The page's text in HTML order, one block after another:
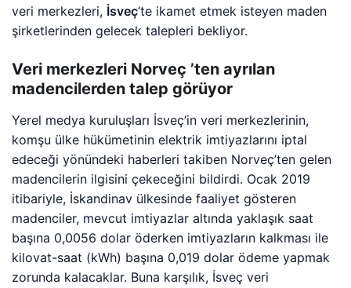
veri merkezleri, İsveç‘te ikamet etmek isteyen maden
şirketlerinden gelecek talepleri bekliyor.
Veri merkezleri Norveç ’ten ayrılan
madencilerden talep görüyor
Yerel medya kuruluşları İsveç’in veri merkezlerinin,
komşu ülke hükümetinin elektrik imtiyazlarını iptal
edeceği yönündeki haberleri takiben Norveç’ten gelen
madencilerin ilgisini çekeceğini bildirdi. Ocak 2019
itibariyle, İskandinav ülkesinde faaliyet gösteren
madenciler, mevcut imtiyazlar altında yaklaşık saat
başına 0,0056 dolar öderken imtiyazların kalkması ile
kilovat-saat (kWh) başına 0,019 dolar ödeme yapmak
zorunda kalacaklar. Buna karşılık, İsveç veri